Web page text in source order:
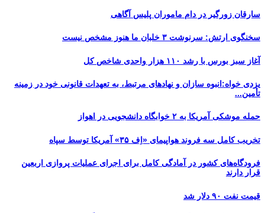
سارقان زورگیر در دام ماموران پلیس آگاهی
سخنگوی ارتش: سرنوشت ۳ خلبان ما هنوز مشخص نیست
آغاز سبز بورس با رشد ۱۱۰ هزار واحدی شاخص کل
یزدی خواه:انبوه سازان و نهادهای مرتبط، به تعهدات قانونی خود در زمینه
تأمین...
حمله موشکی آمریکا به ۲ خوابگاه دانشجویی در اهواز
تخریب کامل سه فروند هواپیمای «اِف ۳۵» آمریکا توسط سپاه
فرودگاه‌های کشور در آمادگی کامل برای اجرای عملیات پروازی اربعین
قرار دارند
قیمت نفت ۹۰ دلار شد